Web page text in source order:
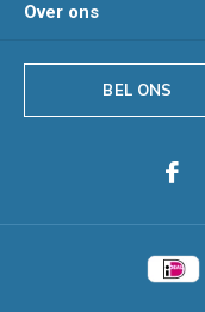
Over ons
BEL ONS